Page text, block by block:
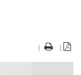
| |